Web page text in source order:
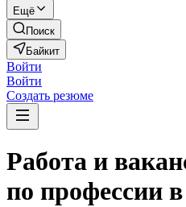
Ещё
Поиск
Байкит
Войти
Войти
Создать резюме
Работа и
по профессии